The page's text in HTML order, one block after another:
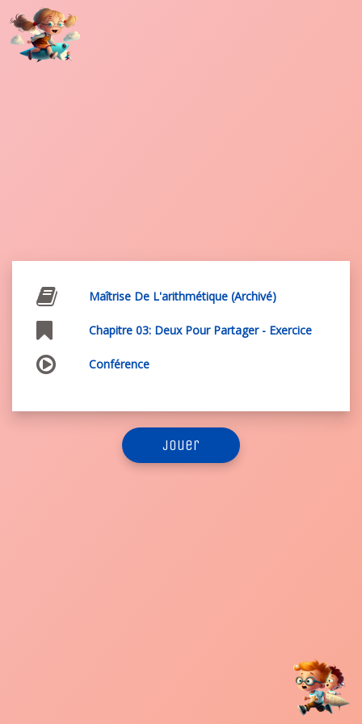
Maîtrise De L'arithmétique (archivé)
Chapitre 03: Deux Pour Partager - Exercice
Conférence
jouer